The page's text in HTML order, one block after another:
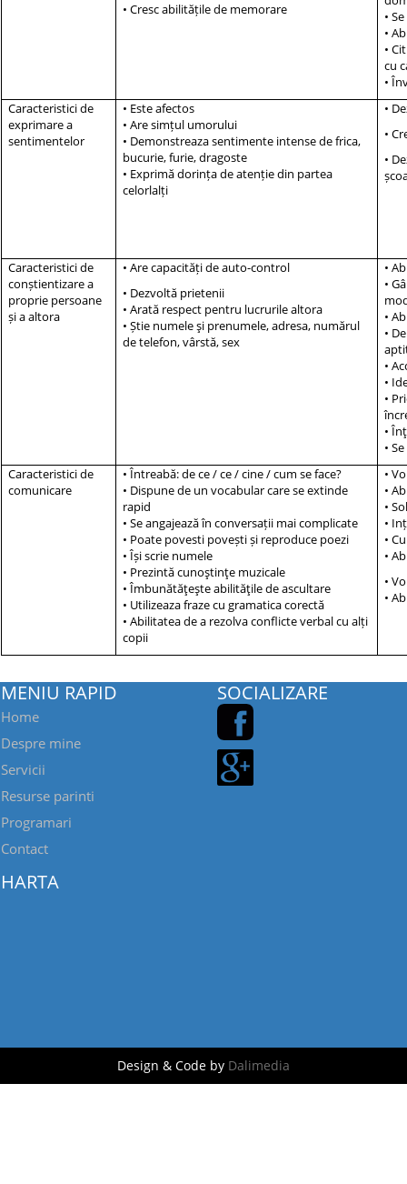
• Cresc abilitățile de memorare
•
•
•
cu
•
Caracteristici de
exprimare a
sentimentelor
• Este afectos
• Are simțul umorului
• Demonstreaza sentimente intense de frica,
bucurie, furie, dragoste
• Exprimă dorința de atenție din partea
celorlalți
•
•
•
Caracteristici de
conștientizare a
proprie persoane
și a altora
• Are capacități de auto-control
• Dezvoltă prietenii
• Arată respect pentru lucrurile altora
• Știe numele şi prenumele, adresa, numărul
de telefon, vârstă, sex
•
•
•
•
•
•
•
•
•
Caracteristici de
comunicare
• Întreabă: de ce / ce / cine / cum se face?
• Dispune de un vocabular care se extinde
rapid
• Se angajează în conversații mai complicate
• Poate povesti povești și reproduce poezi
• Își scrie numele
• Prezintă cunoştinţe muzicale
• Îmbunătăţeşte abilităţile de ascultare
• Utilizeaza fraze cu gramatica corectă
• Abilitatea de a rezolva conflicte verbal cu alți
copii
•
•
•
•
•
•
•
•
MENIU RAPID
Home
Despre mine
Servicii
Resurse parinti
Programari
Contact
SOCIALIZARE
HARTA
Design & Code by Dalimedia